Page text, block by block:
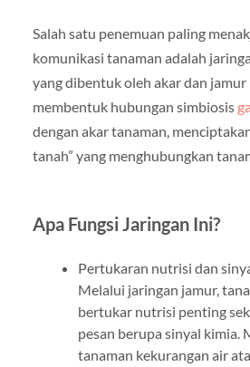
Salah satu penemuan paling
komunikasi tanaman adalah
yang dibentuk oleh akar dan
membentuk hubungan simbiosis
dengan akar tanaman,
tanah” yang menghubungkan
Apa Fungsi Jaringan Ini?
Pertukaran nutrisi dan
Melalui jaringan jamur,
bertukar nutrisi penting
pesan berupa sinyal kimia.
tanaman kekurangan air